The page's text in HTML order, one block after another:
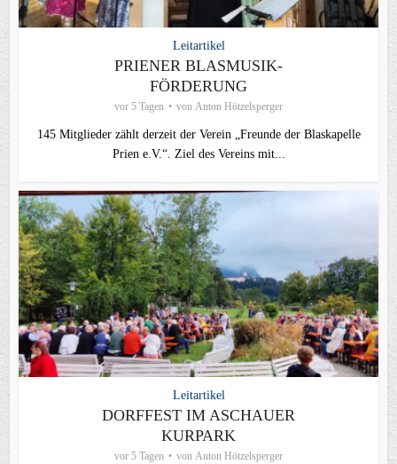
Leitartikel
PRIENER BLASMUSIK-
FÖRDERUNG
vor 5 Tagen von Anton Hötzelsperger
145 Mitglieder zählt derzeit der Verein „Freunde der Blaskapelle
Prien e.V.“. Ziel des Vereins mit...
Leitartikel
DORFFEST IM ASCHAUER
KURPARK
vor 5 Tagen von Anton Hötzelsperger